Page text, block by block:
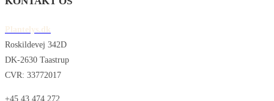
Plantelys.dk
Roskildevej 342D
DK-2630 Taastrup
CVR: 33772017
+45 43 474 272